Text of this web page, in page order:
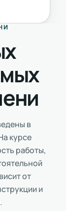
в
курсе
работы,
от
и